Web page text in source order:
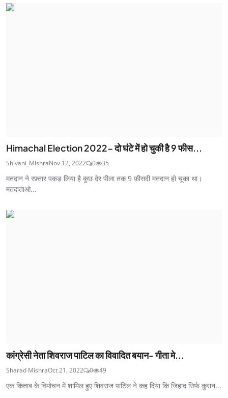
Himachal Election 2022- दो घंटे में हो चुकी है 9 फीस...
Shivani_MishraNov 12, 2022 0 35
मतदान ने रफ़्तार पकड़ लिया है कुछ देर पीला तक 9 फ़ीसदी मतदान हो चूका था।
मतदाताओ...
कांग्रेसी नेता शिवराज पाटिल का विवादित बयान- गीता मे...
Sharad MishraOct 21, 2022 0 49
एक किताब के विमोचन में शामिल हुए शिवराज पाटिल ने कह दिया कि जिहाद सिर्फ कुरान...